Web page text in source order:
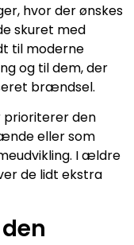
hvor der ønskes
skuret med
til moderne
og til dem, der
brændsel.
prioriterer den
eller som
I ældre
de lidt ekstra